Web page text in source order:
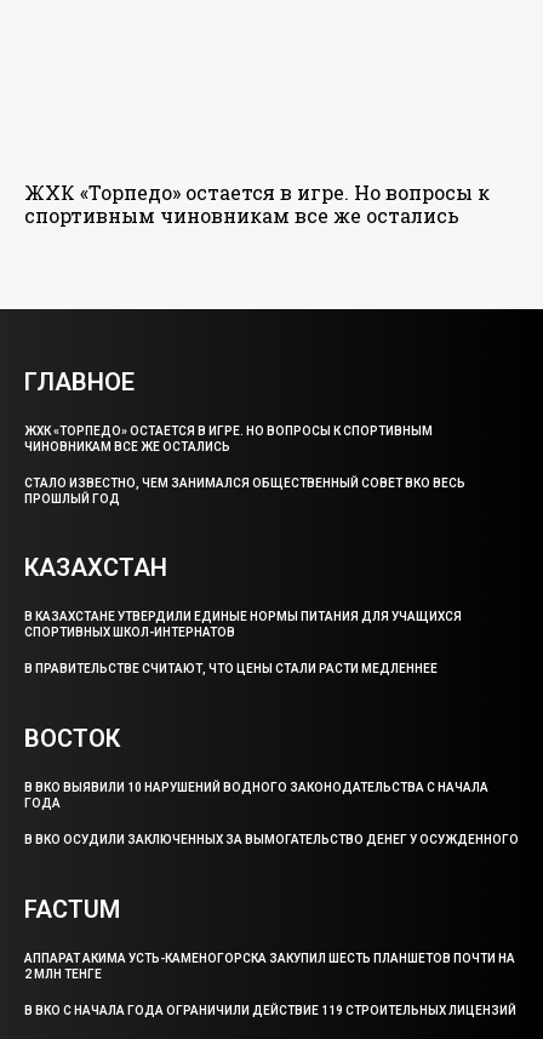
ЖХК «Торпедо» остается в игре. Но вопросы к
спортивным чиновникам все же остались
ГЛАВНОЕ
ЖХК «ТОРПЕДО» ОСТАЕТСЯ В ИГРЕ. НО ВОПРОСЫ К СПОРТИВНЫМ
ЧИНОВНИКАМ ВСЕ ЖЕ ОСТАЛИСЬ
СТАЛО ИЗВЕСТНО, ЧЕМ ЗАНИМАЛСЯ ОБЩЕСТВЕННЫЙ СОВЕТ ВКО ВЕСЬ
ПРОШЛЫЙ ГОД
КАЗАХСТАН
В КАЗАХСТАНЕ УТВЕРДИЛИ ЕДИНЫЕ НОРМЫ ПИТАНИЯ ДЛЯ УЧАЩИХСЯ
СПОРТИВНЫХ ШКОЛ-ИНТЕРНАТОВ
В ПРАВИТЕЛЬСТВЕ СЧИТАЮТ, ЧТО ЦЕНЫ СТАЛИ РАСТИ МЕДЛЕННЕЕ
ВОСТОК
В ВКО ВЫЯВИЛИ 10 НАРУШЕНИЙ ВОДНОГО ЗАКОНОДАТЕЛЬСТВА С НАЧАЛА
ГОДА
В ВКО ОСУДИЛИ ЗАКЛЮЧЕННЫХ ЗА ВЫМОГАТЕЛЬСТВО ДЕНЕГ У ОСУЖДЕННОГО
FACTUM
АППАРАТ АКИМА УСТЬ-КАМЕНОГОРСКА ЗАКУПИЛ ШЕСТЬ ПЛАНШЕТОВ ПОЧТИ НА
2 МЛН ТЕНГЕ
В ВКО С НАЧАЛА ГОДА ОГРАНИЧИЛИ ДЕЙСТВИЕ 119 СТРОИТЕЛЬНЫХ ЛИЦЕНЗИЙ